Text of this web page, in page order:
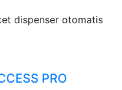
dispenser otomatis
PRO